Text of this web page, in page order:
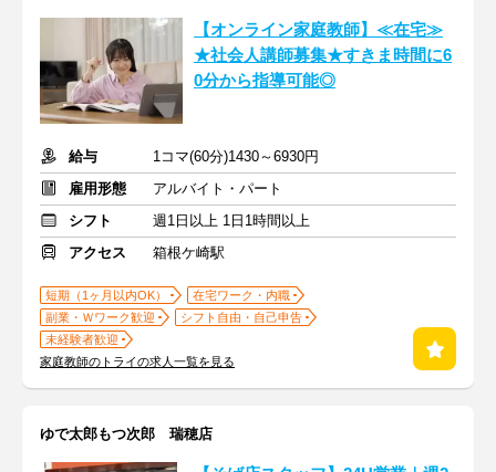
【オンライン家庭教師】≪在宅≫
★社会人講師募集★すきま時間に6
0分から指導可能◎
給与
1コマ(60分)1430～6930円
雇用形態
アルバイト・パート
シフト
週1日以上 1日1時間以上
アクセス
箱根ケ崎駅
短期（1ヶ月以内OK）
在宅ワーク・内職
副業・Ｗワーク歓迎
シフト自由・自己申告
未経験者歓迎
家庭教師のトライの求人一覧を見る
ゆで太郎もつ次郎 瑞穂店